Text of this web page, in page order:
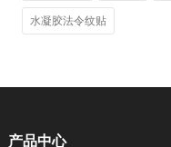
水凝胶法令纹贴
产品中心